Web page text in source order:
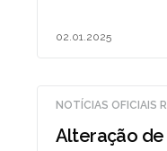
02.01.2025
NOTÍCIAS OFICIAIS
Alteração